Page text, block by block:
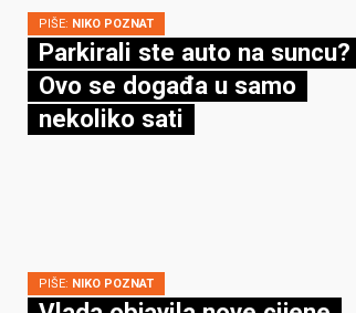
PIŠE: NIKO POZNAT
Parkirali ste auto na suncu?
Ovo se događa u samo
nekoliko sati
PIŠE: NIKO POZNAT